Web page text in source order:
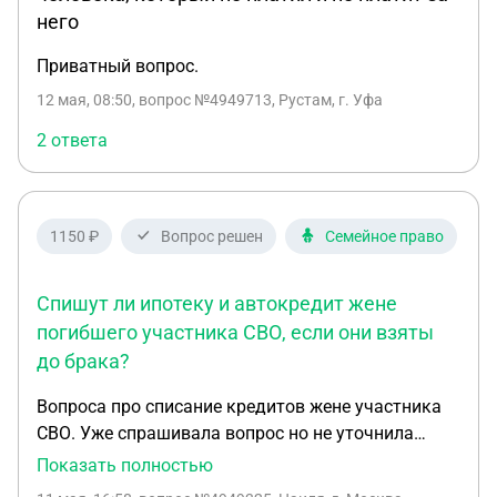
обязанностями по возмещению убытков. Вопрос.
На сколько это всё корректно? На сколько
обязательно стоит взять автоюриста на встречу
10го числа? Что необходимо обязательно учесть
в данной ситуации?
комиссии? На какие судебные акты ссылаться
правильно сформулировать иск: признать п. 4.4
недействительным (ст. 16 ЗоЗПП)? 3. Какой юрист
него
Приватный вопрос.
12 мая, 08:50, вопрос №4949713, Рустам, г. Уфа
2 ответа
1150 ₽ Вопрос решен Семейное право
Спишут ли ипотеку и автокредит жене
погибшего участника СВО, если они взяты
до брака?
Вопроса про списание кредитов жене участника
СВО. Уже спрашивала вопрос но не уточнила
нюансов , ипотека и автокредит взят на имя жены
Показать полностью